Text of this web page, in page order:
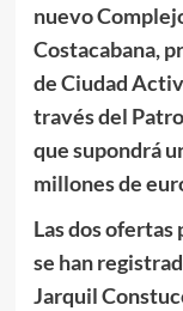
nuevo
Costacabana,
de Ciudad
través del
que supondrá
millones de
Las dos
se han
Jarquil